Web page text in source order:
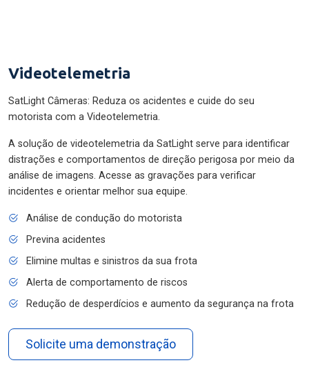
Videotelemetria
SatLight Câmeras: Reduza os acidentes e cuide do seu
motorista com a Videotelemetria.
A solução de videotelemetria da SatLight serve para identificar
distrações e comportamentos de direção perigosa por meio da
análise de imagens. Acesse as gravações para verificar
incidentes e orientar melhor sua equipe.
Análise de condução do motorista
Previna acidentes
Elimine multas e sinistros da sua frota
Alerta de comportamento de riscos
Redução de desperdícios e aumento da segurança na frota
Solicite uma demonstração